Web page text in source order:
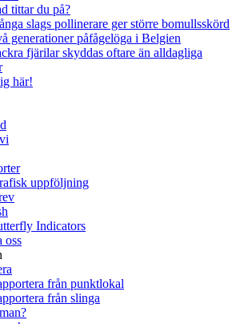
tittar du på?
slags pollinerare ger större bomullsskörd
generationer påfågelöga i Belgien
fjärilar skyddas oftare än alldagliga
här!
uppföljning
Indicators
oss
från punktlokal
från slinga